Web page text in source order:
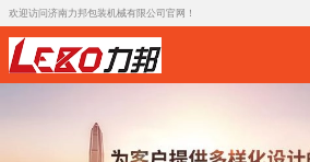
欢迎访问济南力邦包装机械有限公司官网！